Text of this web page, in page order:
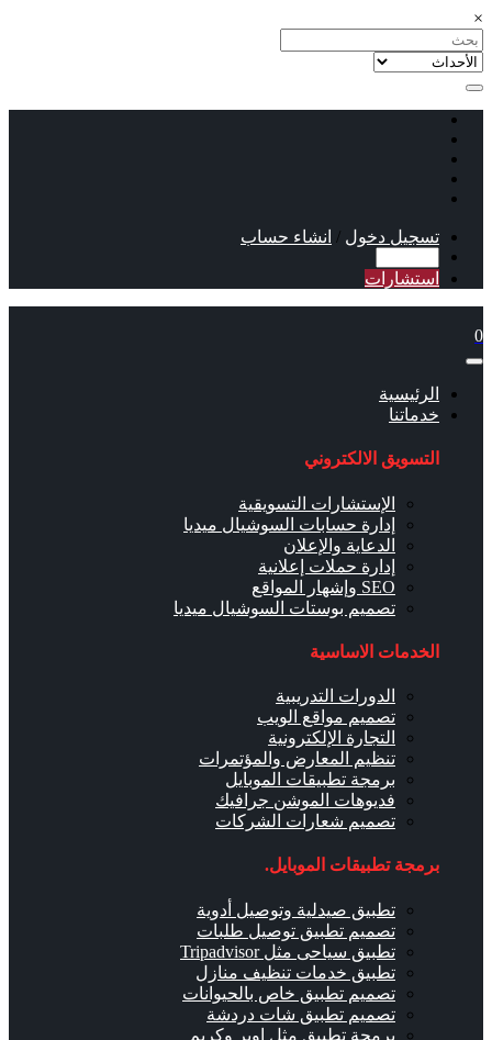
×
تسجيل دخول / انشاء حساب
استشارات
0
الرئيسية
خدماتنا
التسويق الالكتروني
الإستشارات التسويقية
إدارة حسابات السوشيال ميديا
الدعاية والإعلان
إدارة حملات إعلانية
SEO وإشهار المواقع
تصميم بوستات السوشيال ميديا
الخدمات الاساسية
الدورات التدريبية
تصميم مواقع الويب
التجارة الإلكترونية
تنظيم المعارض والمؤتمرات
برمجة تطبيقات الموبايل
فديوهات الموشن جرافيك
تصميم شعارات الشركات
برمجة تطبيقات الموبايل.
تطبيق صيدلية وتوصيل أدوية
تصميم تطبيق توصيل طلبات
تطبيق سياحى مثل Tripadvisor
تطبيق خدمات تنظيف منازل
تصميم تطبيق خاص بالحيوانات
تصميم تطبيق شات دردشة
برمجة تطبيق مثل اوبر وكريم